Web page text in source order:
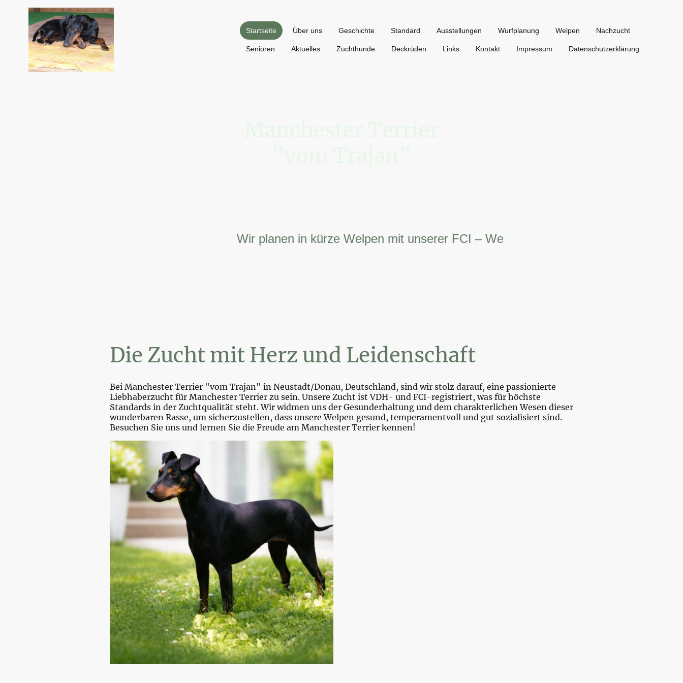
Startseite Über uns Geschichte Standard Ausstellungen Wurfplanung Welpen Nachzucht
Senioren Aktuelles Zuchthunde Deckrüden Links Kontakt Impressum Datenschutzerklärung
Wir planen in kürze Welpen mit unserer FCI – Weltsiegerin.
Die Zucht mit Herz und Leidenschaft
Bei Manchester Terrier "vom Trajan" in Neustadt/Donau, Deutschland, sind wir stolz darauf, eine passionierte
Liebhaberzucht für Manchester Terrier zu sein. Unsere Zucht ist VDH- und FCI-registriert, was für höchste
Standards in der Zuchtqualität steht. Wir widmen uns der Gesunderhaltung und dem charakterlichen Wesen dieser
wunderbaren Rasse, um sicherzustellen, dass unsere Welpen gesund, temperamentvoll und gut sozialisiert sind.
Besuchen Sie uns und lernen Sie die Freude am Manchester Terrier kennen!